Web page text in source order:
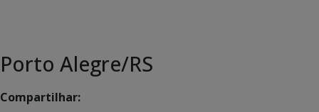
Porto Alegre/RS
Compartilhar: